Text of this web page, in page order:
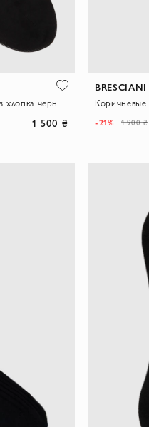
1 500 ₴
BRESCIANI
-21% 1 900 ₴